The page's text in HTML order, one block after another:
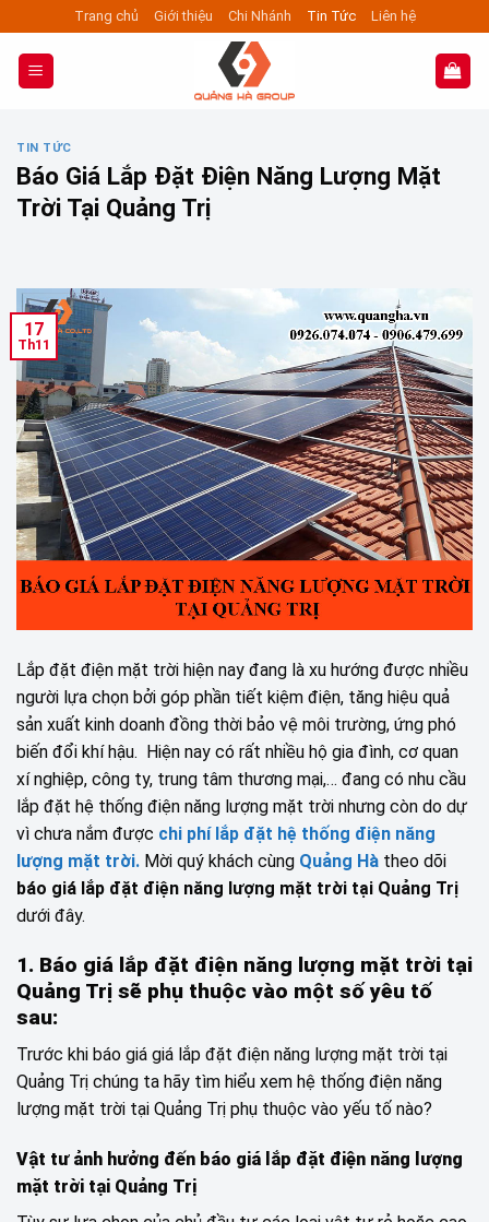
to
content
Trang chủ Giới thiệu Chi Nhánh Tin Tức Liên hệ
TIN TỨC
Báo Giá Lắp Đặt Điện Năng Lượng Mặt
Trời Tại Quảng Trị
17
Th11
Lắp đặt điện mặt trời hiện nay đang là xu hướng được nhiều
người lựa chọn bởi góp phần tiết kiệm điện, tăng hiệu quả
sản xuất kinh doanh đồng thời bảo vệ môi trường, ứng phó
biến đổi khí hậu. Hiện nay có rất nhiều hộ gia đình, cơ quan
xí nghiệp, công ty, trung tâm thương mại,… đang có nhu cầu
lắp đặt hệ thống điện năng lượng mặt trời nhưng còn do dự
vì chưa nắm được chi phí lắp đặt hệ thống điện năng
lượng mặt trời. Mời quý khách cùng Quảng Hà theo dõi
báo giá lắp đặt điện năng lượng mặt trời tại Quảng Trị
dưới đây.
1. Báo giá lắp đặt điện năng lượng mặt trời tại
Quảng Trị sẽ phụ thuộc vào một số yêu tố
sau:
Trước khi báo giá giá lắp đặt điện năng lượng mặt trời tại
Quảng Trị chúng ta hãy tìm hiểu xem hệ thống điện năng
lượng mặt trời tại Quảng Trị phụ thuộc vào yếu tố nào?
Vật tư ảnh hưởng đến báo giá lắp đặt điện năng lượng
mặt trời tại Quảng Trị